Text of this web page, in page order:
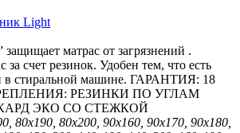
Light
матрас от загрязнений .
за счет резинок. Удобен тем, что есть
в стиральной машине. ГАРАНТИЯ: 18
РЕЗИНКИ ПО УГЛАМ
ЭКО СО СТЕЖКОЙ
80х190, 80х200, 90х160, 90х170, 90х180,